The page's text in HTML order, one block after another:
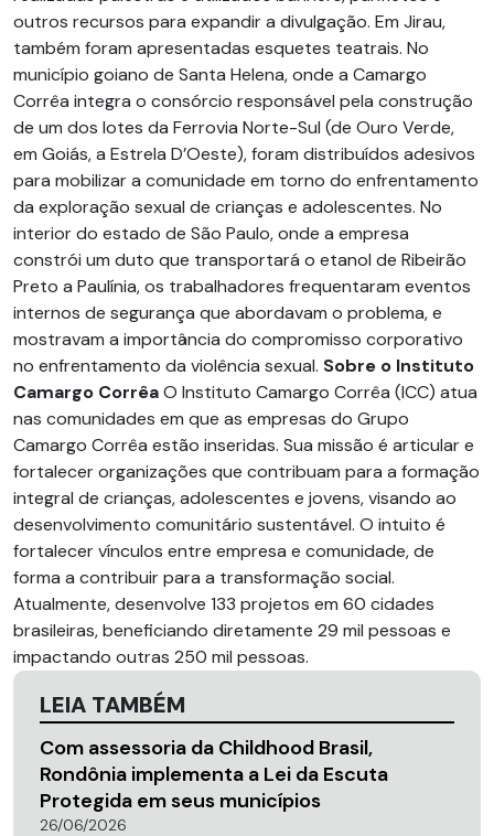
outros recursos para expandir a divulgação. Em Jirau,
também foram apresentadas esquetes teatrais. No
município goiano de Santa Helena, onde a Camargo
Corrêa integra o consórcio responsável pela construção
de um dos lotes da Ferrovia Norte-Sul (de Ouro Verde,
em Goiás, a Estrela D’Oeste), foram distribuídos adesivos
para mobilizar a comunidade em torno do enfrentamento
da exploração sexual de crianças e adolescentes. No
interior do estado de São Paulo, onde a empresa
constrói um duto que transportará o etanol de Ribeirão
Preto a Paulínia, os trabalhadores frequentaram eventos
internos de segurança que abordavam o problema, e
mostravam a importância do compromisso corporativo
no enfrentamento da violência sexual. Sobre o Instituto
Camargo CorrêaO Instituto Camargo Corrêa (ICC) atua
nas comunidades em que as empresas do Grupo
Camargo Corrêa estão inseridas. Sua missão é articular e
fortalecer organizações que contribuam para a formação
integral de crianças, adolescentes e jovens, visando ao
desenvolvimento comunitário sustentável. O intuito é
fortalecer vínculos entre empresa e comunidade, de
forma a contribuir para a transformação social.
Atualmente, desenvolve 133 projetos em 60 cidades
brasileiras, beneficiando diretamente 29 mil pessoas e
impactando outras 250 mil pessoas.
LEIA TAMBÉM
Com assessoria da Childhood Brasil,
Rondônia implementa a Lei da Escuta
Protegida em seus municípios
26/06/2026